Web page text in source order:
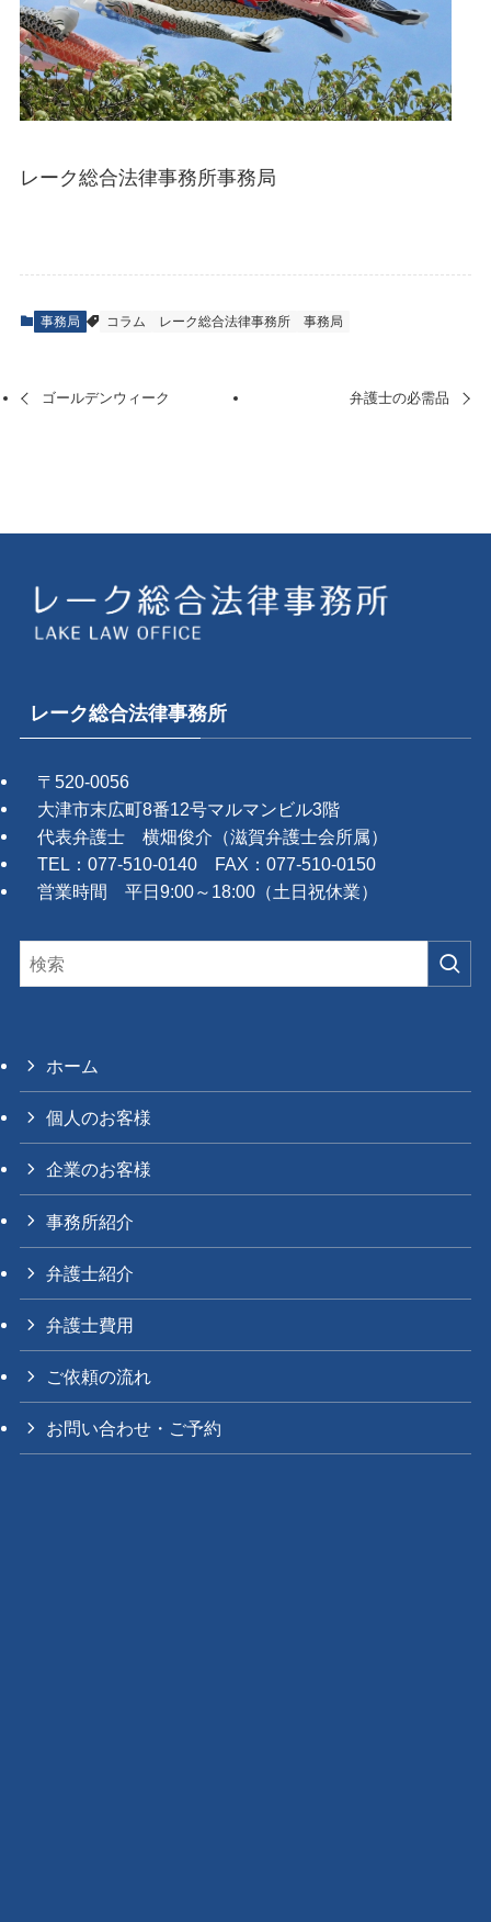
レーク総合法律事務所事務局
事務局 コラム レーク総合法律事務所 事務局
ゴールデンウィーク 弁護士の必需品
レーク総合法律事務所
〒520-0056
大津市末広町8番12号マルマンビル3階
代表弁護士 横畑俊介（滋賀弁護士会所属）
TEL：077-510-0140 FAX：077-510-0150
営業時間 平日9:00～18:00（土日祝休業）
ホーム
個人のお客様
企業のお客様
事務所紹介
弁護士紹介
弁護士費用
ご依頼の流れ
お問い合わせ・ご予約